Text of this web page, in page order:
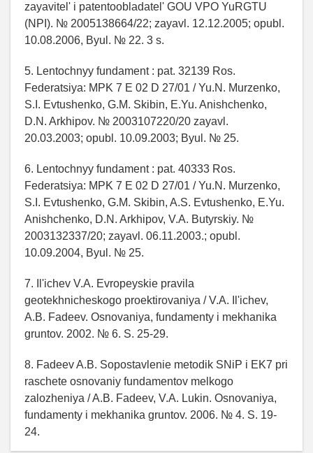
zayavitel' i patentoobladatel' GOU VPO YuRGTU
(NPI). № 2005138664/22; zayavl. 12.12.2005; opubl.
10.08.2006, Byul. № 22. 3 s.
5. Lentochnyy fundament : pat. 32139 Ros.
Federatsiya: MPK 7 E 02 D 27/01 / Yu.N. Murzenko,
S.I. Evtushenko, G.M. Skibin, E.Yu. Anishchenko,
D.N. Arkhipov. № 2003107220/20 zayavl.
20.03.2003; opubl. 10.09.2003; Byul. № 25.
6. Lentochnyy fundament : pat. 40333 Ros.
Federatsiya: MPK 7 E 02 D 27/01 / Yu.N. Murzenko,
S.I. Evtushenko, G.M. Skibin, A.S. Evtushenko, E.Yu.
Anishchenko, D.N. Arkhipov, V.A. Butyrskiy. №
2003132337/20; zayavl. 06.11.2003.; opubl.
10.09.2004, Byul. № 25.
7. Il'ichev V.A. Evropeyskie pravila
geotekhnicheskogo proektirovaniya / V.A. Il'ichev,
A.B. Fadeev. Osnovaniya, fundamenty i mekhanika
gruntov. 2002. № 6. S. 25-29.
8. Fadeev A.B. Sopostavlenie metodik SNiP i EK7 pri
raschete osnovaniy fundamentov melkogo
zalozheniya / A.B. Fadeev, V.A. Lukin. Osnovaniya,
fundamenty i mekhanika gruntov. 2006. № 4. S. 19-
24.